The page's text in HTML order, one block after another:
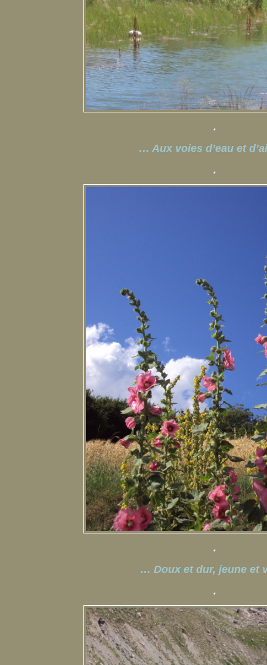
.
… Aux voies d’eau et
.
.
… Doux et dur, jeune et
.